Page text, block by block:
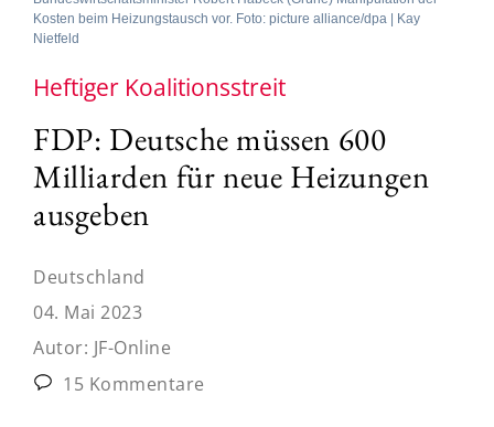
Kosten beim Heizungstausch vor. Foto: picture alliance/dpa | Kay
Nietfeld
Heftiger Koalitionsstreit
FDP: Deutsche müssen 600
Milliarden für neue Heizungen
ausgeben
Deutschland
04. Mai 2023
Autor: JF-Online
15 Kommentare